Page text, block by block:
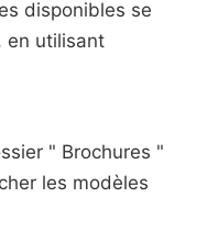
disponibles se
en utilisant
" Brochures "
les modèles